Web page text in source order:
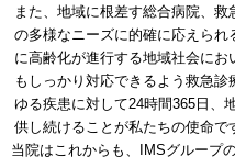
また、地域に根差す総合病院、
の多様なニーズに的確に応えら
に高齢化が進行する地域社会に
もしっかり対応できるよう救急
ゆる疾患に対して24時間365日、
供し続けることが私たちの使命で
当院はこれからも、IMSグループ